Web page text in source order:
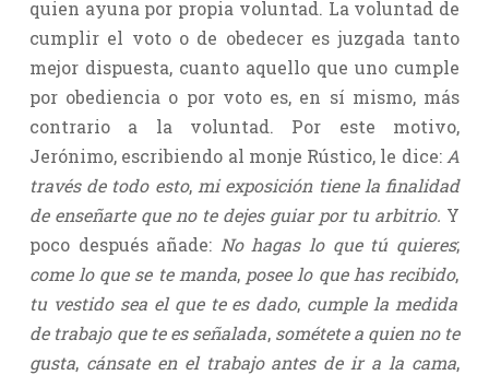
quien ayuna por propia voluntad. La voluntad de
cumplir el voto o de obedecer es juzgada tanto
mejor dispuesta, cuanto aquello que uno cumple
por obediencia o por voto es, en sí mismo, más
contrario a la voluntad. Por este motivo,
Jerónimo, escribiendo al monje Rústico, le dice: A
través de todo esto,mi exposición tiene la finalidad
de enseñarte que no te dejes guiar por tu arbitrio. Y
poco después añade: No hagas lo que tú quieres;
come lo que se te manda,posee lo que has recibido,
tu vestido sea el que te es dado, cumple la medida
de trabajo que te es señalada,sométete a quien no te
gusta,cánsate en el trabajo antes de ir a la cama,